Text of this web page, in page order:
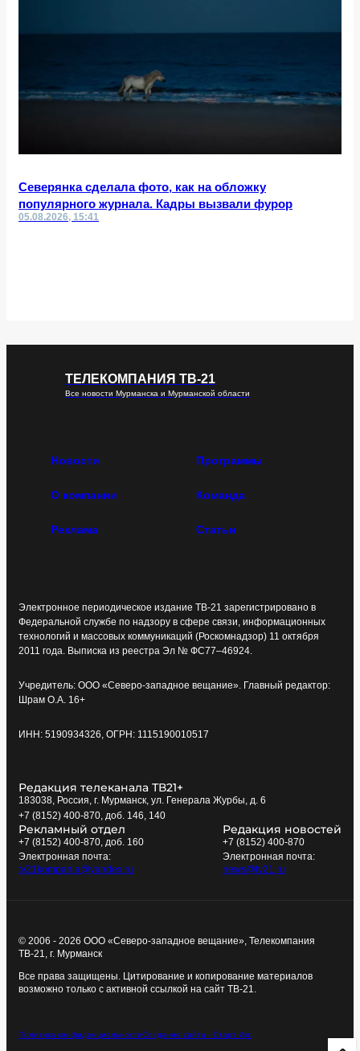
Северянка сделала фото, как на обложку
популярного журнала. Кадры вызвали фурор
05.08.2026, 15:41
ТЕЛЕКОМПАНИЯ ТВ-21
Все новости Мурманска и Мурманской области
Новости Программы
О компании Команда
Реклама Статьи
Электронное периодическое издание ТВ-21 зарегистрировано в
Федеральной службе по надзору в сфере связи, информационных
технологий и массовых коммуникаций (Роскомнадзор) 11 октября
2011 года. Выписка из реестра Эл № ФС77–46924.
Учредитель: ООО «Северо-западное вещание». Главный редактор:
Шрам О.А. 16+
ИНН: 5190934326, ОГРН: 1115190010517
Редакция телеканала ТВ21+
183038, Россия, г. Мурманск, ул. Генерала Журбы, д. 6
+7 (8152) 400-870, доб. 146, 140
Рекламный отдел
+7 (8152) 400-870, доб. 160
Электронная почта:
tv21kompania@yandex.ru
Редакция новостей
+7 (8152) 400-870
Электронная почта:
news@tv21.ru
© 2006 - 2026 ООО «Северо-западное вещание», Телекомпания
ТВ-21, г. Мурманск
Все права защищены. Цитирование и копирование материалов
возможно только с активной ссылкой на сайт ТВ-21.
Политика конфиденциальностиСоздание сайта - Старт Икс